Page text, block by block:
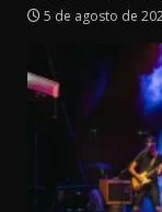
5 de agosto de